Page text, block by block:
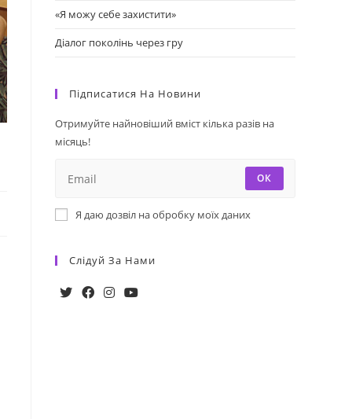
«Я можу себе захистити»
Діалог поколінь через гру
Підписатися На Новини
Отримуйте найновіший вміст кілька разів на
місяць!
ОК
Я даю дозвіл на обробку моїх даних
Слідуй За Нами